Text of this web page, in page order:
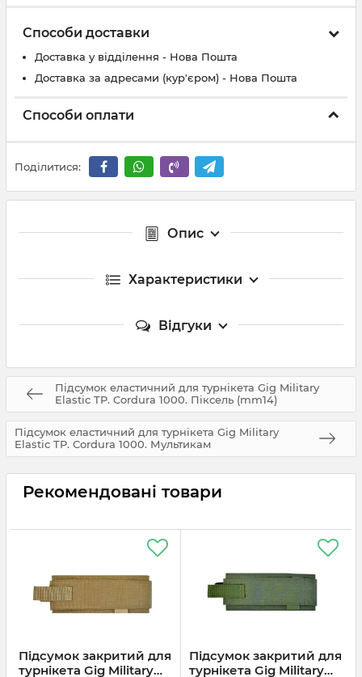
Способи доставки
Доставка у відділення - Нова Пошта
Доставка за адресами (кур'єром) - Нова Пошта
Способи оплати
Поділитися:
Опис
Характеристики
Відгуки
Підсумок еластичний для турнікета Gig Military
Elastic TP. Cordura 1000. Піксель (mm14)
Підсумок еластичний для турнікета Gig Military
Elastic TP. Cordura 1000. Мультикам
Рекомендовані товари
Підсумок закритий для
турнікета Gig Military
Підсумок закритий для
турнікета Gig Military